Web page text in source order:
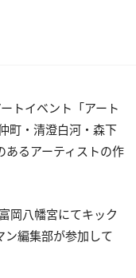
トイベント「アート
町・清澄白河・森下
あるアーティストの作
岡八幡宮にてキック
ン編集部が参加して